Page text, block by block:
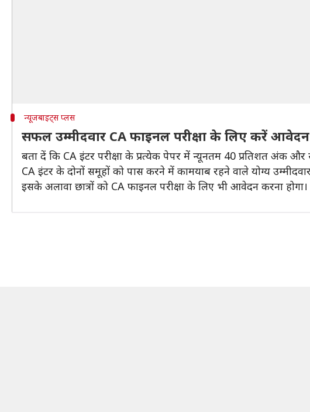
न्यूजबाइट्स प्लस
सफल उम्मीदवार CA फाइनल परीक्षा के लिए करें आवेदन
बता दें कि CA इंटर परीक्षा के प्रत्येक पेपर में न्यूनतम 40 प्रतिशत अंक और
CA इंटर के दोनों समूहों को पास करने में कामयाब रहने वाले योग्य
इसके अलावा छात्रों को CA फाइनल परीक्षा के लिए भी आवेदन करना होगा।